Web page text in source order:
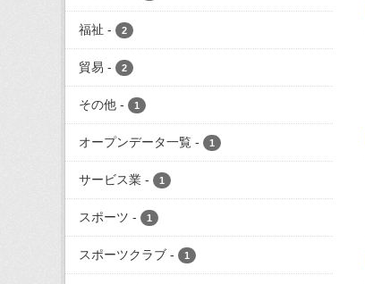
福祉 - 2
貿易 - 2
その他 - 1
オープンデータ一覧 - 1
サービス業 - 1
スポーツ - 1
スポーツクラブ - 1